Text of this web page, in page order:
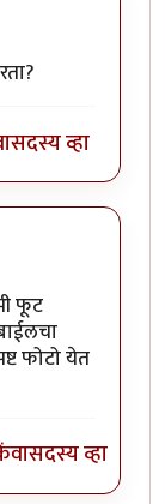
by
सदस्य व्हा
फूट
फोटो येत
सदस्य व्हा